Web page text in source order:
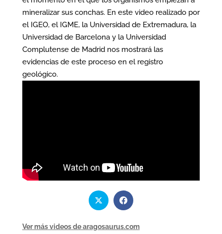
mineralizar sus conchas. En este video realizado por
el IGEO, el IGME, la Universidad de Extremadura, la
Universidad de Barcelona y la Universidad
Complutense de Madrid nos mostrará las
evidencias de este proceso en el registro
geológico.
Ver más videos de aragosaurus.com